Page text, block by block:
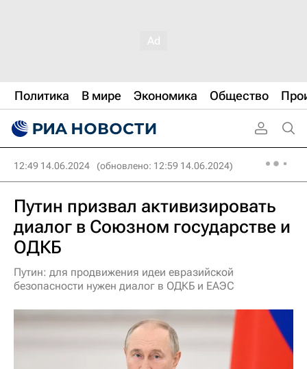
Политика В мире Экономика Общество
12:49 14.06.2024 (обновлено: 12:59 14.06.2024)
Путин призвал активизировать
диалог в Союзном государстве и
ОДКБ
Путин: для продвижения идеи евразийской
безопасности нужен диалог в ОДКБ и ЕАЭС